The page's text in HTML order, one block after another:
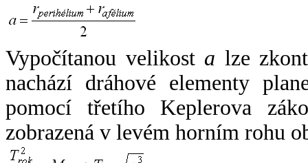
Vypočítanou velikost a lze
nachází dráhové elementy
pomocí třetího Keplerova
zobrazená v levém horním rohu